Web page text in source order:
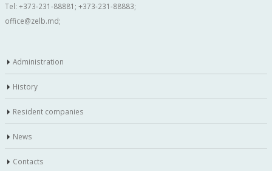
Tel: +373-231-88881; +373-231-88883;
office@zelb.md;
Administration
History
Resident companies
News
Contacts